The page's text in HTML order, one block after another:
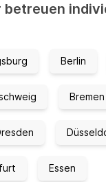
Berlin
Bremen
Essen